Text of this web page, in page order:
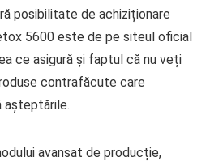
posibilitate de achiziționare
5600 este de pe siteul oficial
ce asigură și faptul că nu veți
contrafăcute care
așteptările.
avansat de producție,